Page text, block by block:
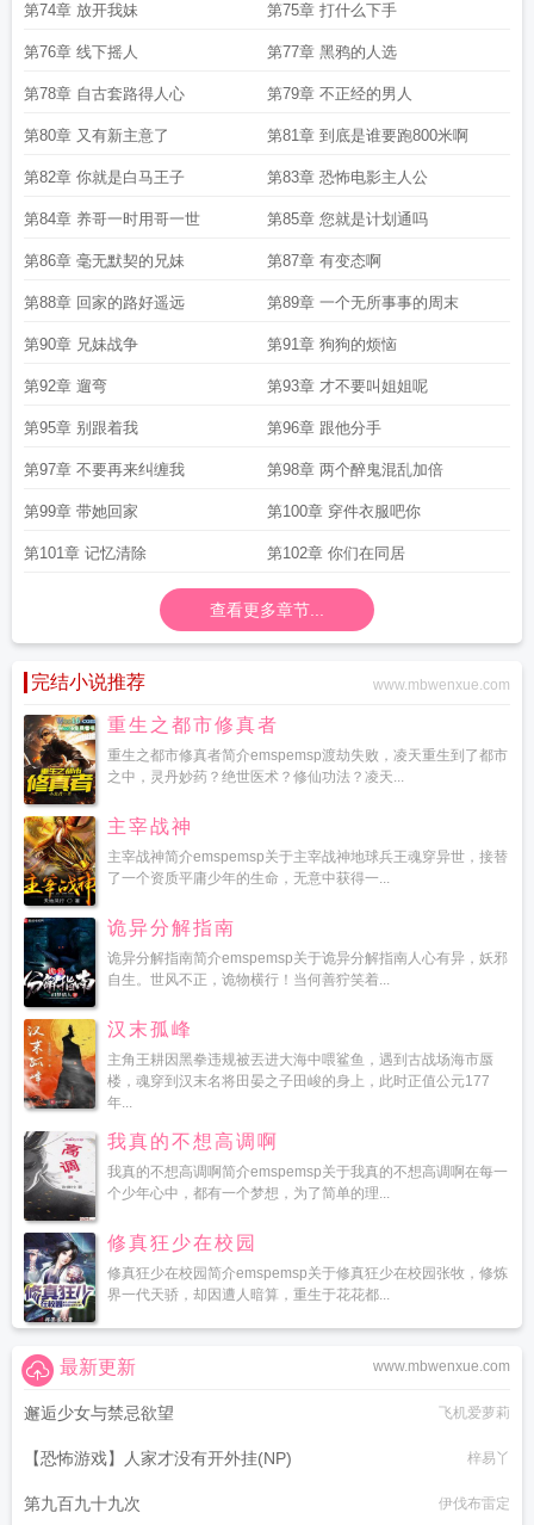
第74章 放开我妹 第75章 打什么下手
第76章 线下摇人 第77章 黑鸦的人选
第78章 自古套路得人心 第79章 不正经的男人
第80章 又有新主意了 第81章 到底是谁要跑800米啊
第82章 你就是白马王子 第83章 恐怖电影主人公
第84章 养哥一时用哥一世 第85章 您就是计划通吗
第86章 毫无默契的兄妹 第87章 有变态啊
第88章 回家的路好遥远 第89章 一个无所事事的周末
第90章 兄妹战争 第91章 狗狗的烦恼
第92章 遛弯 第93章 才不要叫姐姐呢
第95章 别跟着我 第96章 跟他分手
第97章 不要再来纠缠我 第98章 两个醉鬼混乱加倍
第99章 带她回家 第100章 穿件衣服吧你
第101章 记忆清除 第102章 你们在同居
查看更多章节...
完结小说推荐 www.mbwenxue.com
重生之都市修真者
重生之都市修真者简介emspemsp渡劫失败，凌天重生到了都市
之中，灵丹妙药？绝世医术？修仙功法？凌天...
主宰战神
主宰战神简介emspemsp关于主宰战神地球兵王魂穿异世，接替
了一个资质平庸少年的生命，无意中获得一...
诡异分解指南
诡异分解指南简介emspemsp关于诡异分解指南人心有异，妖邪
自生。世风不正，诡物横行！当何善狞笑着...
汉末孤峰
主角王耕因黑拳违规被丟进大海中喂鲨鱼，遇到古战场海市蜃
楼，魂穿到汉末名将田晏之子田峻的身上，此时正值公元177
年...
我真的不想高调啊
我真的不想高调啊简介emspemsp关于我真的不想高调啊在每一
个少年心中，都有一个梦想，为了简单的理...
修真狂少在校园
修真狂少在校园简介emspemsp关于修真狂少在校园张牧，修炼
界一代天骄，却因遭人暗算，重生于花花都...
www.mbwenxue.com
最新更新
邂逅少女与禁忌欲望 飞机爱萝莉
【恐怖游戏】人家才没有开外挂(NP) 梓易丫
第九百九十九次 伊伐布雷定